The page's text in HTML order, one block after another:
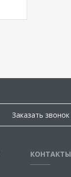
Заказать звонок
КОНТАКТЫ